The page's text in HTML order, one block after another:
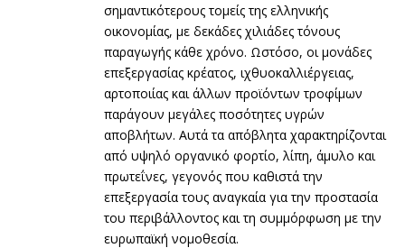
σημαντικότερους τομείς της ελληνικής
οικονομίας, με δεκάδες χιλιάδες τόνους
παραγωγής κάθε χρόνο. Ωστόσο, οι μονάδες
επεξεργασίας κρέατος, ιχθυοκαλλιέργειας,
αρτοποιίας και άλλων προϊόντων τροφίμων
παράγουν μεγάλες ποσότητες υγρών
αποβλήτων. Αυτά τα απόβλητα χαρακτηρίζονται
από υψηλό οργανικό φορτίο, λίπη, άμυλο και
πρωτεΐνες, γεγονός που καθιστά την
επεξεργασία τους αναγκαία για την προστασία
του περιβάλλοντος και τη συμμόρφωση με την
ευρωπαϊκή νομοθεσία.